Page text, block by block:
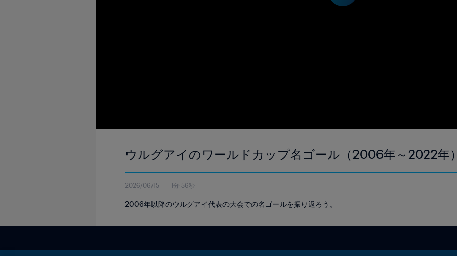
ウルグアイのワールドカップ名ゴール（2006年～2022年
2026/06/15 1分 56秒
2006年以降のウルグアイ代表の大会での名ゴールを振り返ろう。